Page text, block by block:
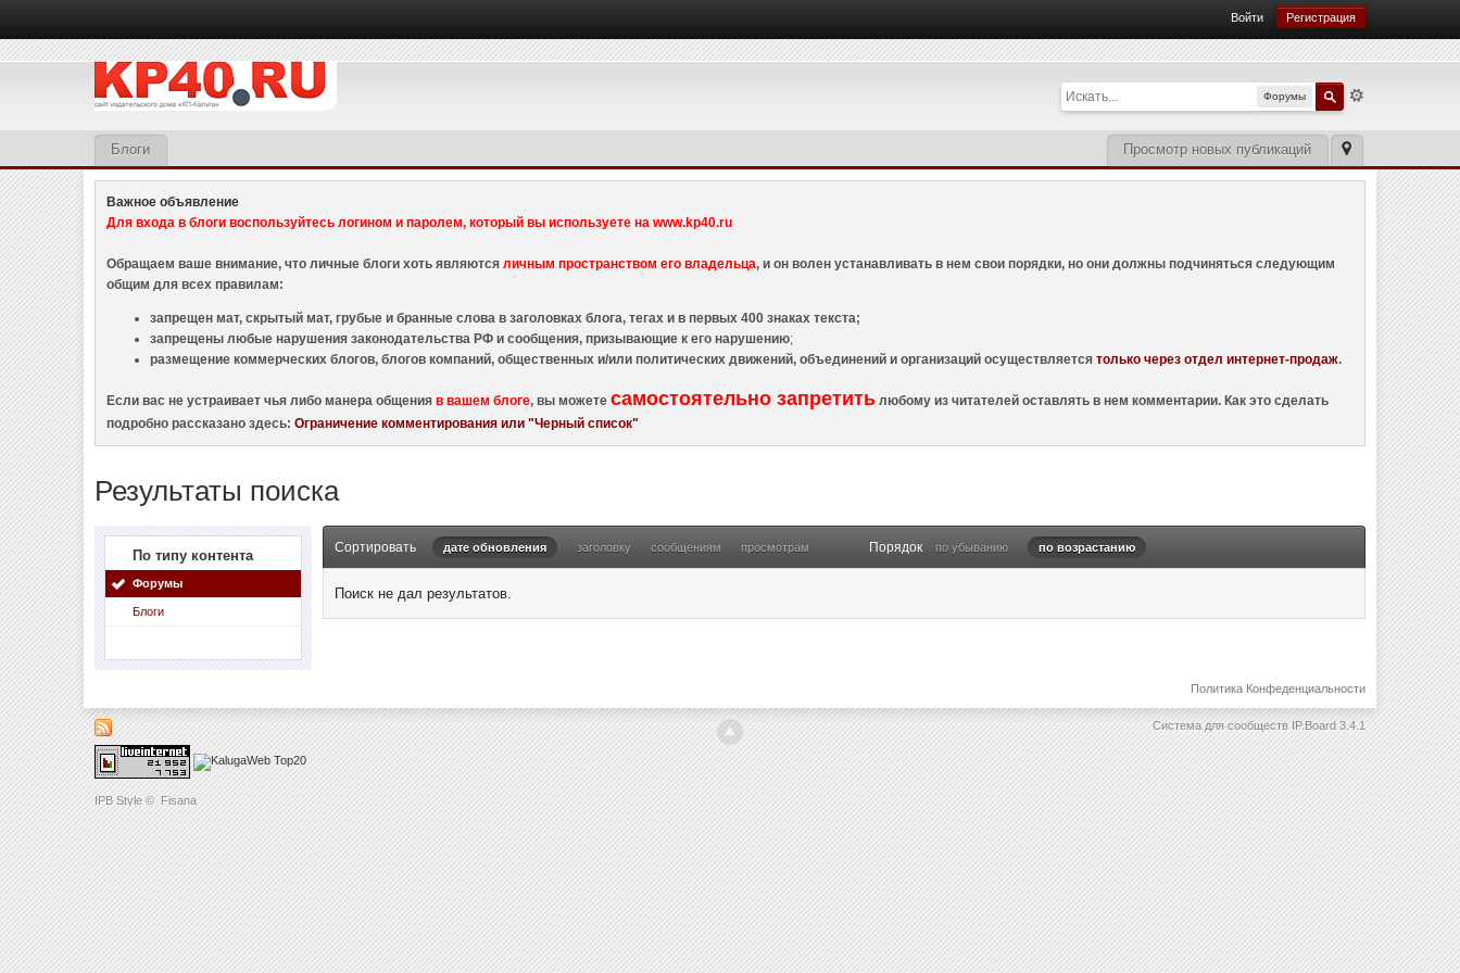
IPB Style © Fisana
Войти Регистрация
Форумы
Просмотр новых публикаций
Блоги
Важное объявление
Для входа в блоги воспользуйтесь логином и паролем, который вы используете на www.kp40.ru
Обращаем ваше внимание, что личные блоги хоть являютсяличным пространством его владельца, и он волен устанавливать в нем свои порядки, но они должны подчиняться следующим
общим для всех правилам:
запрещен мат, скрытый мат, грубые и бранные слова в заголовках блога, тегах и в первых 400 знаках текста;
запрещены любые нарушения законодательства РФ и сообщения, призывающие к его нарушению;
размещение коммерческих блогов, блогов компаний, общественных и/или политических движений, объединений и организаций осуществляетсятолько через отдел интернет-продаж.
Если вас не устраивает чья либо манера общенияв вашем блоге, вы можетесамостоятельно запретить любому из читателей оставлять в нем комментарии. Как это сделать
подробно рассказано здесь:Ограничение комментирования или "Черный список"
Результаты поиска
По типу контента
Форумы
Блоги
Сортировать дате обновления заголовку сообщениям просмотрам Порядок по убыванию по возрастанию
Поиск не дал результатов.
Политика Конфеденциальности
Система для сообществ IP.Board 3.4.1